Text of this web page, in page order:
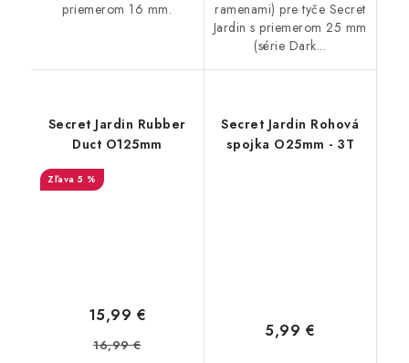
priemerom 16 mm.
ramenami) pre tyče Secret
Jardin s priemerom 25 mm
(série Dark...
Secret Jardin Rubber
Duct O125mm
5 %
15,99 €
16,99 €
Secret Jardin Rohová
spojka O25mm - 3T
5,99 €